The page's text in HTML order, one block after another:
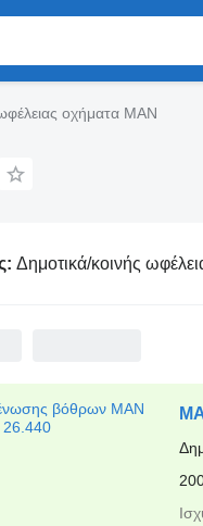
οχήματα MAN
Δημοτικά/κοινής